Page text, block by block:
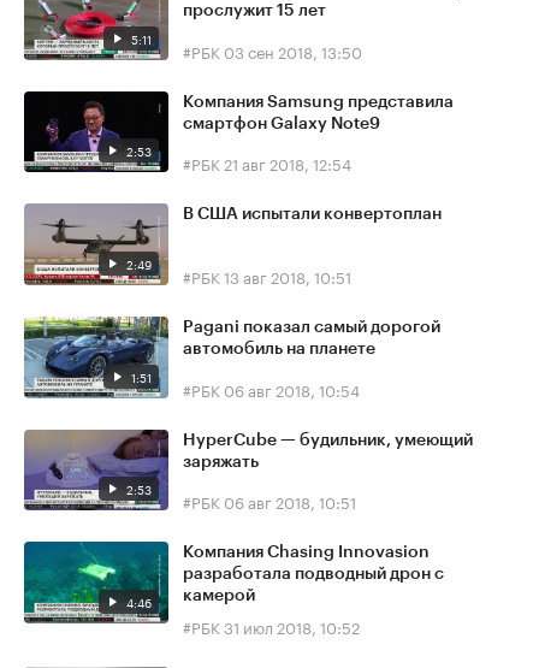
5:11
прослужит 15 лет
#РБК 03 сен 2018, 13:50
2:53
Компания Samsung представила
смартфон Galaxy Note9
#РБК 21 авг 2018, 12:54
2:49
В США испытали конвертоплан
#РБК13 авг 2018, 10:51
1:51
Pagani показал самый дорогой
автомобиль на планете
#РБК 06 авг 2018, 10:54
2:53
HyperCube — будильник, умеющий
заряжать
#РБК 06 авг 2018, 10:51
4:46
Компания Chasing Innovasion
разработала подводный дрон с
камерой
#РБК31 июл 2018, 10:52